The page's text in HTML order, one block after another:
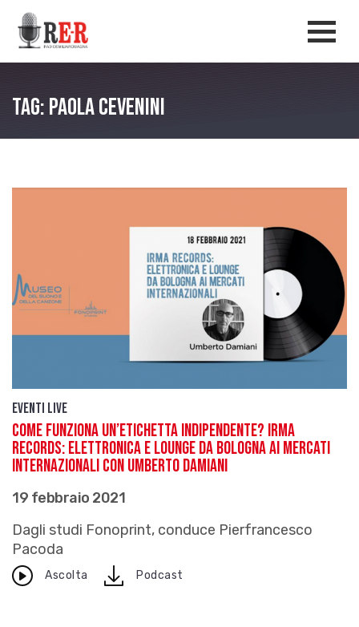
Salta al contenuto principale
Tag: Paola Cevenini
Eventi live
Come funziona un’etichetta indipendente? Irma
Records: Elettronica e lounge da Bologna ai mercati
internazionali con Umberto Damiani
19 febbraio 2021
Dagli studi Fonoprint, conduce Pierfrancesco
Pacoda
Ascolta downloadPodcast